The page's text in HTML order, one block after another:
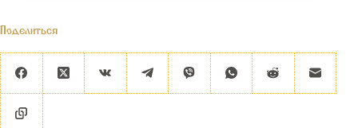
Поделиться